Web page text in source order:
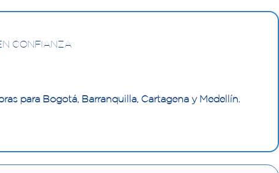
CONFIANZA
para Bogotá, Barranquilla, Cartagena y Medellín.